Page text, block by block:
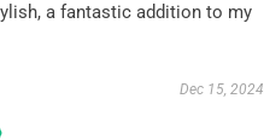
a fantastic addition to my
Dec 15, 2024